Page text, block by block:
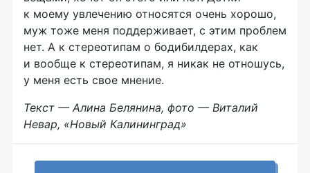
к моему увлечению относятся очень хорошо,
муж тоже меня поддерживает, с этим проблем
нет. А к стереотипам о бодибилдерах, как
и вообще к стереотипам, я никак не отношусь,
у меня есть свое мнение.
Текст — Алина Белянина, фото — Виталий
Невар, «Новый Калининград»